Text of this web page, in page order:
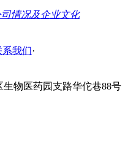
司情况及企业文化
系我们·
物医药园支路华佗巷88号